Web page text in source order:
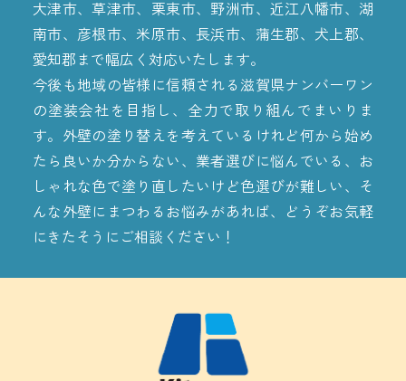
大津市、草津市、栗東市、野洲市、近江八幡市、湖
南市、彦根市、米原市、長浜市、蒲生郡、犬上郡、
愛知郡まで幅広く対応いたします。
今後も地域の皆様に信頼される滋賀県ナンバーワン
の塗装会社を目指し、全力で取り組んでまいりま
す。外壁の塗り替えを考えているけれど何から始め
たら良いか分からない、業者選びに悩んでいる、お
しゃれな色で塗り直したいけど色選びが難しい、そ
んな外壁にまつわるお悩みがあれば、どうぞお気軽
にきたそうにご相談ください！